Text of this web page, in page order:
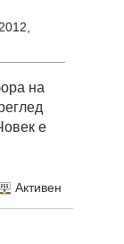
на
е
Активен